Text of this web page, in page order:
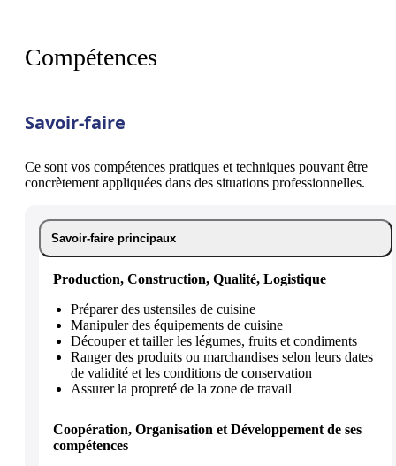
Compétences
Savoir-faire
Ce sont vos compétences pratiques et techniques pouvant être
concrètement appliquées dans des situations professionnelles.
Savoir-faire principaux
Production, Construction, Qualité, Logistique
Préparer des ustensiles de cuisine
Manipuler des équipements de cuisine
Découper et tailler les légumes, fruits et condiments
Ranger des produits ou marchandises selon leurs dates
de validité et les conditions de conservation
Assurer la propreté de la zone de travail
Coopération, Organisation et Développement de ses
compétences